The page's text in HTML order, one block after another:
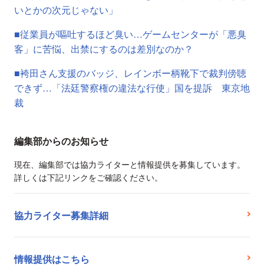
いとかの次元じゃない」
■従業員が嘔吐するほど臭い…ゲームセンターが「悪臭
客」に苦悩、出禁にするのは差別なのか？
■袴田さん支援のバッジ、レインボー柄靴下で裁判傍聴
できず…「法廷警察権の違法な行使」国を提訴 東京地
裁
編集部からのお知らせ
現在、編集部では協力ライターと情報提供を募集しています。
詳しくは下記リンクをご確認ください。
協力ライター募集詳細
情報提供はこちら